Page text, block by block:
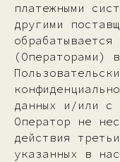
платежными
другими
(Операторами)
данных и/или с
Оператор не
действия
указанных в